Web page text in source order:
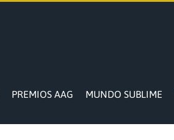
PREMIOS AAG MUNDO SUBLIME